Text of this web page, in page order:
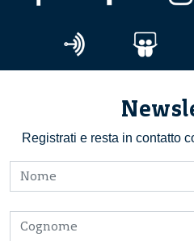
Registrati e resta in contatto